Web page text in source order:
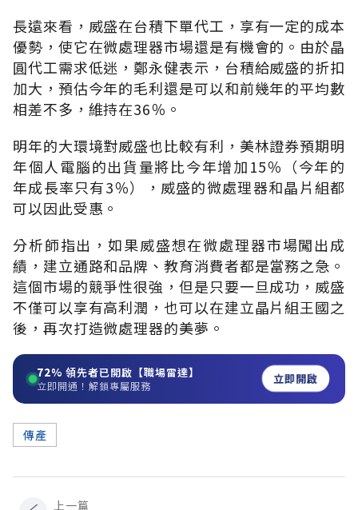
長遠來看，威盛在台積下單代工，享有一定的成本
優勢，使它在微處理器市場還是有機會的。由於晶
圓代工需求低迷，鄭永健表示，台積給威盛的折扣
加大，預估今年的毛利還是可以和前幾年的平均數
相差不多，維持在36％。
明年的大環境對威盛也比較有利，美林證券預期明
年個人電腦的出貨量將比今年增加15％（今年的
年成長率只有3％），威盛的微處理器和晶片組都
可以因此受惠。
分析師指出，如果威盛想在微處理器市場闖出成
績，建立通路和品牌、教育消費者都是當務之急。
這個市場的競爭性很強，但是只要一旦成功，威盛
不僅可以享有高利潤，也可以在建立晶片組王國之
後，再次打造微處理器的美夢。
72% 領先者已開啟【職場雷達】
立即開通！解鎖專屬服務 立即開啟
傳產
上一篇